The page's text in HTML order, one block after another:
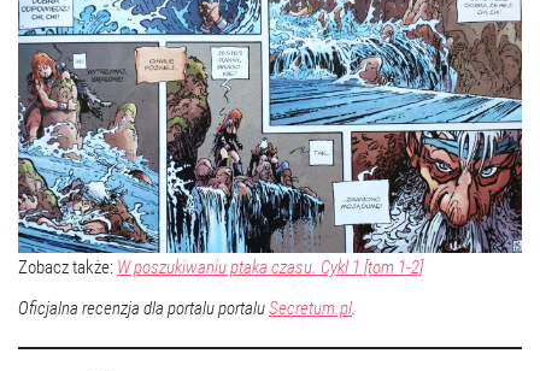
Zobacz także: W poszukiwaniu ptaka czasu. Cykl 1 [tom 1-2]
Oficjalna recenzja dla portalu portaluSecretum.pl.